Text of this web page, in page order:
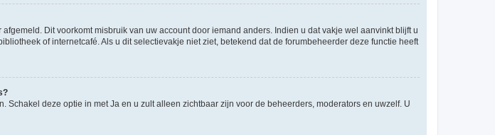
Dit voorkomt misbruik van uw account door iemand anders. Indien u dat vakje wel aanvinkt blijft u
of internetcafé. Als u dit selectievakje niet ziet, betekend dat de forumbeheerder deze functie heeft
Schakel deze optie in met Ja en u zult alleen zichtbaar zijn voor de beheerders, moderators en uwzelf. U